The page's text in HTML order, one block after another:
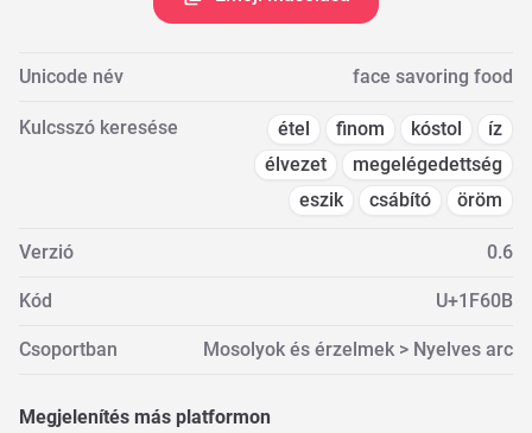
Unicode név face savoring food
Kulcsszó keresése étel finom kóstol
íz
élvezet
megelégedettség
eszik
csábító öröm
Verzió 0.6
Kód U+1F60B
Csoportban Mosolyok és érzelmek > Nyelves arc
Megjelenítés más platformon